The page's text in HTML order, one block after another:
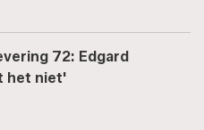
72: Edgard
het niet'